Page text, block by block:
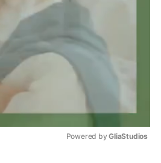
Powered by GliaStudios